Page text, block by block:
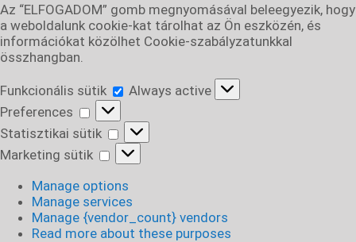
Az “ELFOGADOM” gomb megnyomásával beleegyezik, hogy
a weboldalunk cookie-kat tárolhat az Ön eszközén, és
információkat közölhet Cookie-szabályzatunkkal
összhangban.
Funkcionális sütik
Funkcionális
Always active
Preferences
Preferences
Statisztikai sütik
Statisztikai
sütik
Marketing sütik
Marketing
sütik
Manage options
Manage services
Manage {vendor_count} vendors
Read more about these purposes